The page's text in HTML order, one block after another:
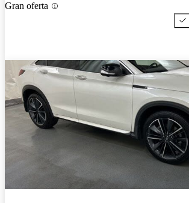
Gran oferta